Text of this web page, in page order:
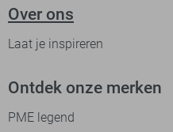
Over ons
Laat je inspireren
Ontdek onze merken
PME legend